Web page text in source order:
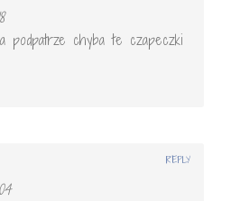
podpatrze chyba te czapeczki
REPLY